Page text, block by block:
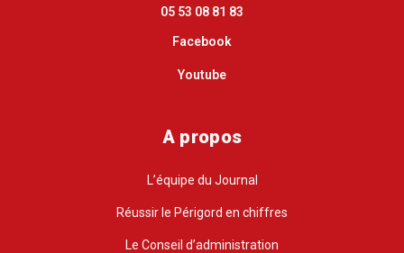
05 53 08 81 83
Facebook
Youtube
A propos
L’équipe du Journal
Réussir le Périgord en chiffres
Le Conseil d’administration